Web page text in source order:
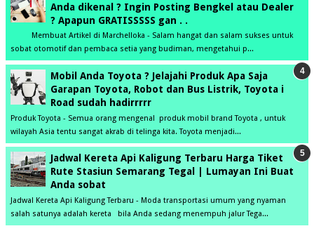
Anda dikenal ? Ingin Posting Bengkel atau Dealer
? Apapun GRATISSSSS gan . .
Membuat Artikel di Marchelloka - Salam hangat dan salam sukses untuk
sobat otomotif dan pembaca setia yang budiman, mengetahui p...
Mobil Anda Toyota ? Jelajahi Produk Apa Saja
Garapan Toyota, Robot dan Bus Listrik, Toyota i
Road sudah hadirrrrr
Produk Toyota - Semua orang mengenal produk mobil brand Toyota , untuk
wilayah Asia tentu sangat akrab di telinga kita. Toyota menjadi...
Jadwal Kereta Api Kaligung Terbaru Harga Tiket
Rute Stasiun Semarang Tegal | Lumayan Ini Buat
Anda sobat
Jadwal Kereta Api Kaligung Terbaru - Moda transportasi umum yang nyaman
salah satunya adalah kereta bila Anda sedang menempuh jalur Tega...